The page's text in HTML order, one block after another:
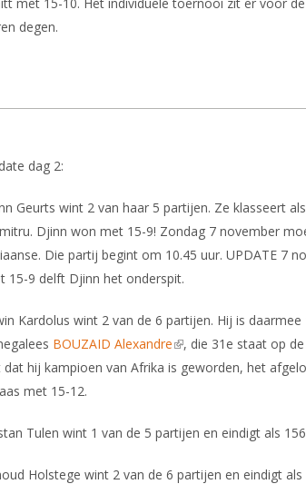
degen.
dag 2:
Geurts wint 2 van haar 5 partijen. Ze klasseert
Djinn won met 15-9! Zondag 7 november
Die partij begint om 10.45 uur. UPDATE 7
15-9 delft Djinn het onderspit.
Kardolus wint 2 van de 6 partijen. Hij is
BOUZAID Alexandre(link is external)
, die 31e staat op
dat hij kampioen van Afrika is geworden, het
met 15-12.
Tulen wint 1 van de 5 partijen en eindigt als
Holstege wint 2 van de 6 partijen en eindigt